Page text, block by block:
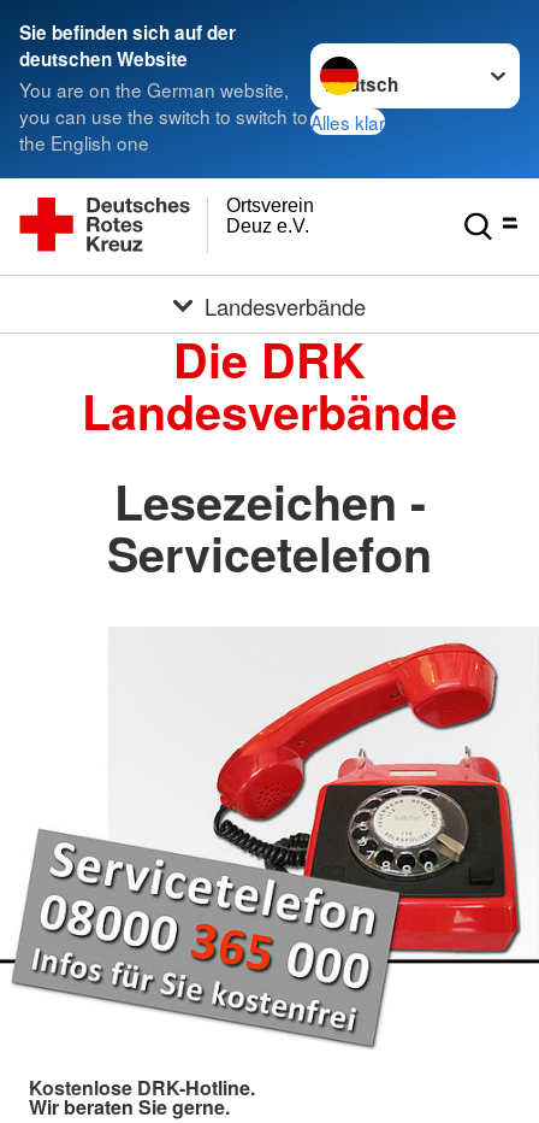
Sie befinden sich auf der
deutschen Website
You are on the German website,
you can use the switch to switch to
the English one
Sprache wechseln zu
Alles klar
Deuz e.V.
Ortsverein
Landesverbände
Die DRK
Landesverbände
Lesezeichen -
Servicetelefon
Kostenlose DRK-Hotline.
Wir beraten Sie gerne.